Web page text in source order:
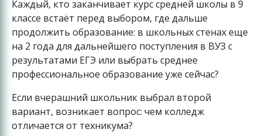
Каждый, кто заканчивает курс средней школы в 9
классе встаёт перед выбором, где дальше
продолжить образование: в школьных стенах еще
на 2 года для дальнейшего поступления в ВУЗ с
результатами ЕГЭ или выбрать среднее
профессиональное образование уже сейчас?
Если вчерашний школьник выбрал второй
вариант, возникает вопрос: чем колледж
отличается от техникума?